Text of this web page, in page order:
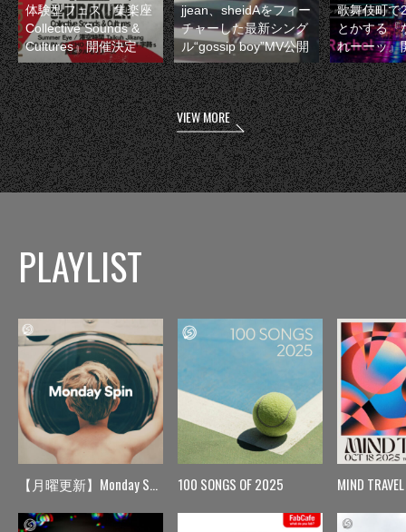
体験型フェス『集楽座
Collective Sounds &
Cultures』開催決定
jjean、sheidAをフィー
チャーした最新シング
ル“gossip boy”MV公開
歌舞伎町で
とかする『
れーーッ』
VIEW MORE
PLAYLIST
【月曜更新】Monday Spin 100 SONGS OF 2025 MIND TRAVEL